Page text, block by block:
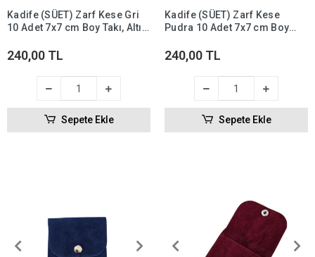
Kadife (SÜET) Zarf Kese Gri
10 Adet 7x7 cm Boy Takı, Altın
240,00 TL
Sepete Ekle
Kadife (SÜET) Zarf Kese
Pudra 10 Adet 7x7 cm Boy
240,00 TL
Sepete Ekle